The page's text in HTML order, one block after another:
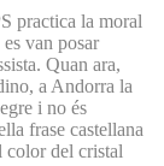
practica la moral
van posar
Quan ara,
a Andorra la
i no és
frase castellana
color del cristal